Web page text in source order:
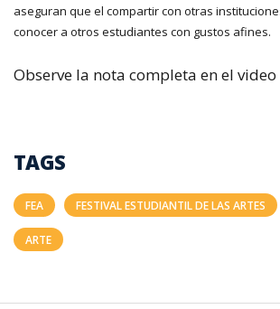
aseguran que el compartir con otras
conocer a otros estudiantes con gustos afines.
Observe la nota completa en el
TAGS
FEA FESTIVAL ESTUDIANTIL DE LAS ARTES
ARTE